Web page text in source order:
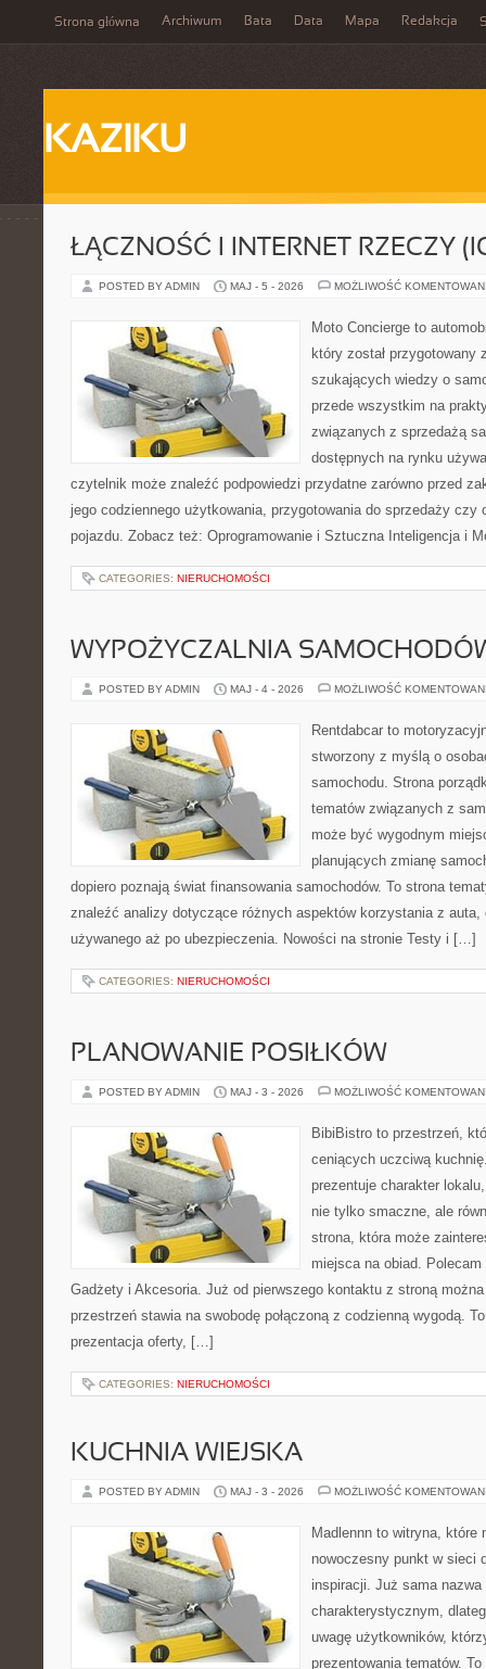
Strona główna Archiwum Bata Data Mapa Redakcja
KAZIKU
ŁĄCZNOŚĆ I INTERNET RZECZY
POSTED BY ADMIN MAJ - 5 - 2026 MOŻLIWOŚĆ
Moto Concierge to
który został przygotowany
szukających wiedzy o
przede wszystkim na
związanych z sprzedażą
dostępnych na rynku
czytelnik może znaleźć podpowiedzi przydatne zarówno przed
jego codziennego użytkowania, przygotowania do sprzedaży czy
pojazdu. Zobacz też: Oprogramowanie i Sztuczna Inteligencja i
CATEGORIES: NIERUCHOMOŚCI
WYPOŻYCZALNIA
POSTED BY ADMIN MAJ - 4 - 2026 MOŻLIWOŚĆ
Rentdabcar to
stworzony z myślą o
samochodu. Strona
tematów związanych z
może być wygodnym
planujących zmianę
dopiero poznają świat finansowania samochodów. To strona
znaleźć analizy dotyczące różnych aspektów korzystania z auta,
używanego aż po ubezpieczenia. Nowości na stronie Testy i […]
CATEGORIES: NIERUCHOMOŚCI
PLANOWANIE POSIŁKÓW
POSTED BY ADMIN MAJ - 3 - 2026 MOŻLIWOŚĆ
BibiBistro to przestrzeń,
ceniących uczciwą
prezentuje charakter
nie tylko smaczne, ale
strona, która może
miejsca na obiad.
Gadżety i Akcesoria. Już od pierwszego kontaktu z stroną
przestrzeń stawia na swobodę połączoną z codzienną wygodą.
prezentacja oferty, […]
CATEGORIES: NIERUCHOMOŚCI
KUCHNIA WIEJSKA
POSTED BY ADMIN MAJ - 3 - 2026 MOŻLIWOŚĆ
Madlennn to witryna, które
nowoczesny punkt w sieci
inspiracji. Już sama
charakterystycznym,
uwagę użytkowników,
prezentowania tematów.